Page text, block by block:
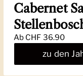
Cabernet
Ab CHF 36.90
zu den